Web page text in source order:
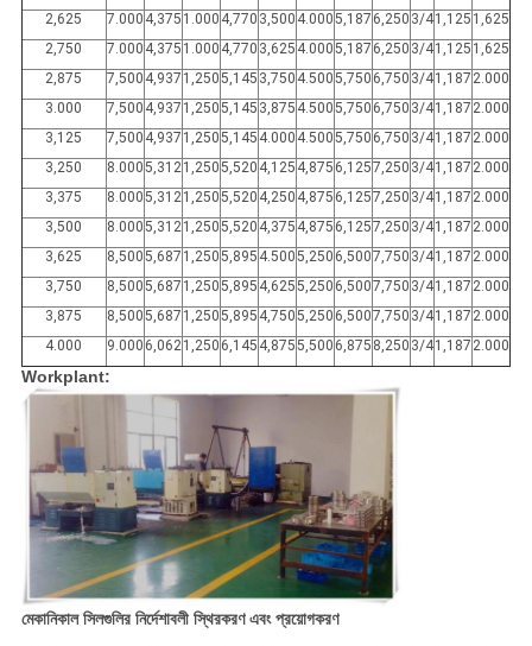
2,625 7.000 4,375 1.000 4,770 3,500 4.0005,187 6,250 3/41,125 1,625
2,750
7.000 4,375 1.000 4,770 3,625 4.0005,187 6,250 3/41,125 1,625
2,875
7,500 4,937 1,2505,145 3,750 4.5005,750 6,750 3/41,187 2.000
3.000
7,500 4,937 1,2505,145 3,875 4.5005,750 6,750 3/41,187 2.000
3,125
7,500 4,937 1,2505,145 4.000 4.5005,750 6,750 3/41,187 2.000
3,250
8.0005,3121,2505,520 4,125 4,875 6,1257,250 3/41,187 2.000
3,375
8.0005,3121,2505,520 4,250 4,875 6,1257,250 3/41,187 2.000
3,500
8.0005,3121,2505,520 4,375 4,875 6,1257,250 3/41,187 2.000
3,625
8,5005,687 1,2505,895 4.5005,250 6,5007,750 3/41,187 2.000
3,750
8,5005,687 1,2505,895 4,6255,250 6,5007,750 3/41,187 2.000
3,875
8,5005,687 1,2505,895 4,7505,250 6,5007,750 3/41,187 2.000
4.000
9.000 6,0621,250 6,145 4,8755,500 6,875 8,250 3/41,187 2.000
Workplant:
মেকানিকাল সিলগুলির নির্দেশাবলী স্থিরকরণ এবং প্রয়োগকরণ